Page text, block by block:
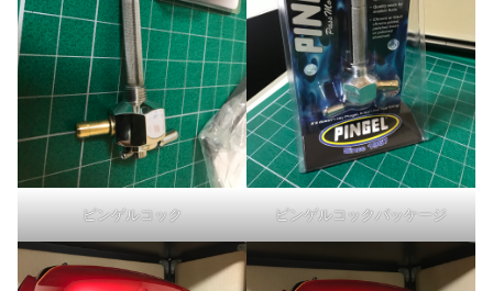
ピンゲルコック ピンゲルコックパッケージ